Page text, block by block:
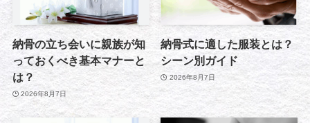
納骨の立ち会いに親族が知
っておくべき基本マナーと
は？
2026年8月7日
納骨式に適した服装とは？
シーン別ガイド
2026年8月7日